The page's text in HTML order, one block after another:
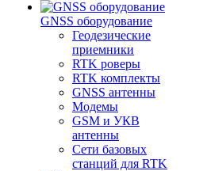
GNSS оборудование
Геодезические
приемники
RTK роверы
RTK комплекты
GNSS антенны
Модемы
GSM и УКВ
антенны
Сети базовых
станций для RTK